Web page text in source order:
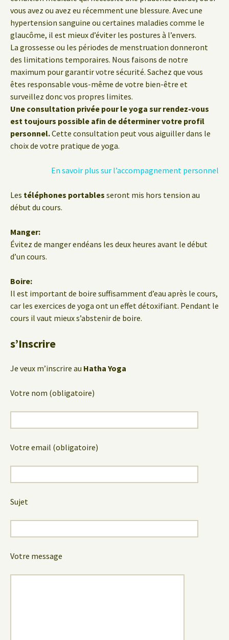
vous avez ou avez eu récemment une blessure. Avec une
hypertension sanguine ou certaines maladies comme le
glaucôme, il est mieux d’éviter les postures à l’envers.
La grossesse ou les périodes de menstruation donneront
des limitations temporaires. Nous faisons de notre
maximum pour garantir votre sécurité. Sachez que vous
êtes responsable vous-même de votre bien-être et
surveillez donc vos propres limites.
Une consultation privée pour le yoga sur rendez-vous
est toujours possible afin de déterminer votre profil
personnel.Cette consultation peut vous aiguiller dans le
choix de votre pratique de yoga.
En savoir plus sur l’accompagnement personnel
Les téléphones portables seront mis hors tension au
début du cours.
Manger:
Évitez de manger endéans les deux heures avant le début
d’un cours.
Boire:
Il est important de boire suffisamment d’eau après le cours,
car les exercices de yoga ont un effet détoxifiant. Pendant le
cours il vaut mieux s’abstenir de boire.
s’Inscrire
Je veux m’inscrire au Hatha Yoga
Votre nom (obligatoire)
Votre email (obligatoire)
Sujet
Votre message